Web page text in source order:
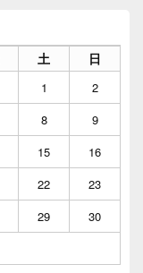
土 日
1
2
8
9
15
16
22
23
29
30